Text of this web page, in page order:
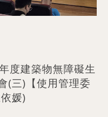
度建築物無障礙生
(三)【使用管理委
媛)